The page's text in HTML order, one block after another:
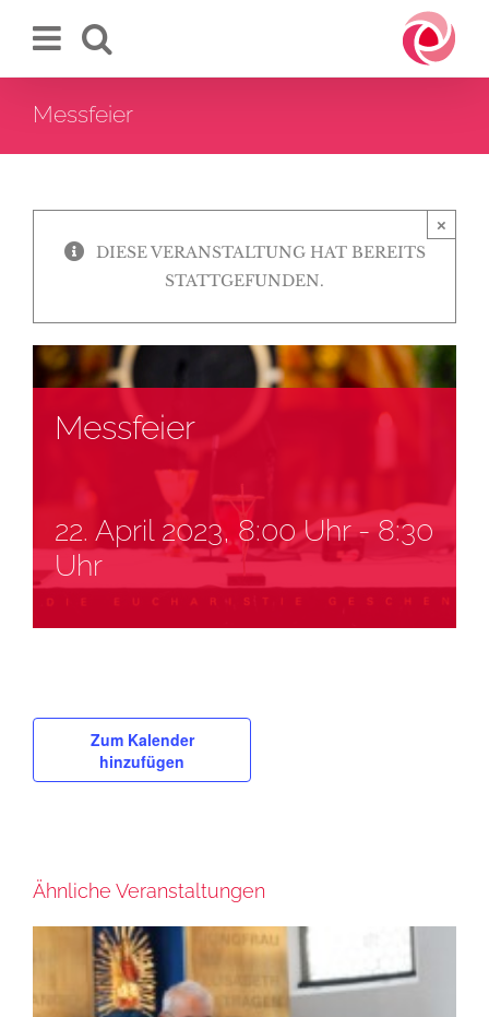
Inhalt
Messfeier
×
DIESE VERANSTALTUNG HAT BEREITS
STATTGEFUNDEN.
Messfeier
22. April 2023, 8:00 Uhr- 8:30
Uhr
Zum Kalender
hinzufügen
Ähnliche Veranstaltungen